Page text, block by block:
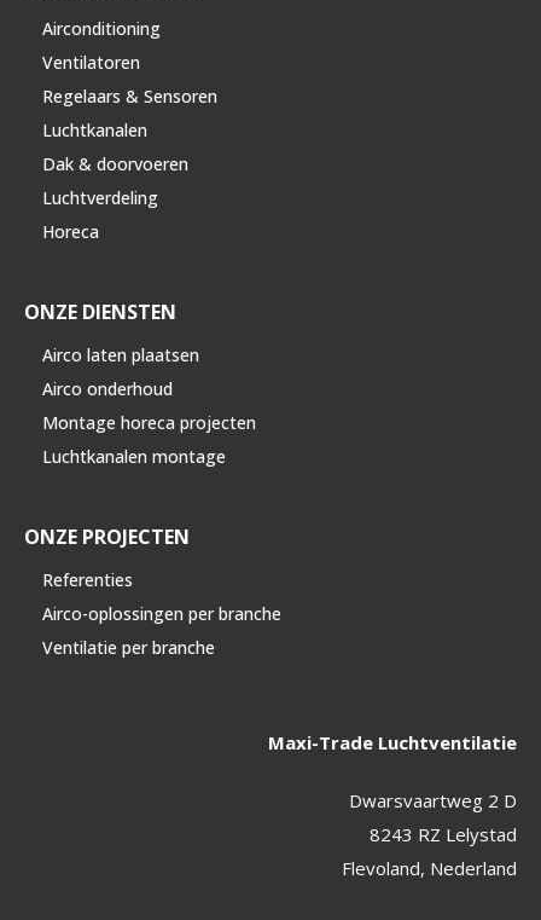
Airconditioning
Ventilatoren
Regelaars & Sensoren
Luchtkanalen
Dak & doorvoeren
Luchtverdeling
Horeca
ONZE DIENSTEN
Airco laten plaatsen
Airco onderhoud
Montage horeca projecten
Luchtkanalen montage
ONZE PROJECTEN
Referenties
Airco-oplossingen per branche
Ventilatie per branche
Maxi-Trade Luchtventilatie
Dwarsvaartweg 2 D
8243 RZ Lelystad
Flevoland, Nederland